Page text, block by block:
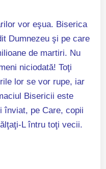
vor eşua. Biserica
Dumnezeu şi pe care
de martiri. Nu
niciodată! Toţi
lor se vor rupe, iar
Bisericii este
înviat, pe Care, copii
L întru toţi vecii.